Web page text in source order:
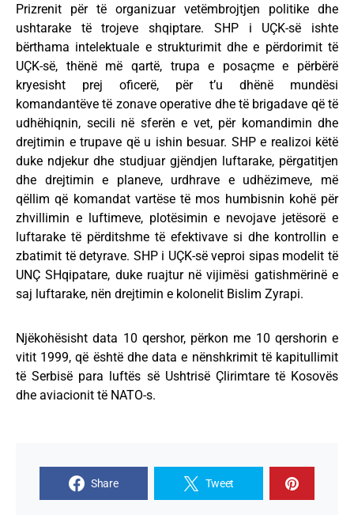
Prizrenit për të organizuar vetëmbrojtjen politike dhe
ushtarake të trojeve shqiptare. SHP i UÇK-së ishte
bërthama intelektuale e strukturimit dhe e përdorimit të
UÇK-së, thënë më qartë, trupa e posaçme e përbërë
kryesisht prej oficerë, për t’u dhënë mundësi
komandantëve të zonave operative dhe të brigadave që të
udhëhiqnin, secili në sferën e vet, për komandimin dhe
drejtimin e trupave që u ishin besuar. SHP e realizoi këtë
duke ndjekur dhe studjuar gjëndjen luftarake, përgatitjen
dhe drejtimin e planeve, urdhrave e udhëzimeve, më
qëllim që komandat vartëse të mos humbisnin kohë për
zhvillimin e luftimeve, plotësimin e nevojave jetësorë e
luftarake të përditshme të efektivave si dhe kontrollin e
zbatimit të detyrave. SHP i UÇK-së veproi sipas modelit të
UNÇ SHqipatare, duke ruajtur në vijimësi gatishmërinë e
saj luftarake, nën drejtimin e kolonelit Bislim Zyrapi.
Njëkohësisht data 10 qershor, përkon me 10 qershorin e
vitit 1999, që është dhe data e nënshkrimit të kapitullimit
të Serbisë para luftës së Ushtrisë Çlirimtare të Kosovës
dhe aviacionit të NATO-s.
Share Tweet